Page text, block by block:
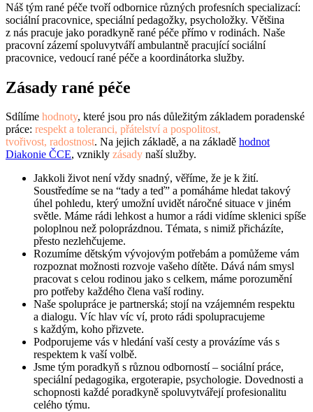
Náš tým rané péče tvoří odbornice různých profesních specializací:
sociální pracovnice, speciální pedagožky, psycholožky. Většina
z nás pracuje jako poradkyně rané péče přímo v rodinách. Naše
pracovní zázemí spoluvytváří ambulantně pracující sociální
pracovnice, vedoucí rané péče a koordinátorka služby.
Zásady rané péče
Sdílíme hodnoty, které jsou pro nás důležitým základem poradenské
práce: respekt a toleranci, přátelství a pospolitost,
tvořivost, radostnost. Na jejich základě, a na základě hodnot
Diakonie ČCE, vznikly zásady naší služby.
Jakkoli život není vždy snadný, věříme, že je k žití.
Soustředíme se na “tady a teď” a pomáháme hledat takový
úhel pohledu, který umožní uvidět náročné situace v jiném
světle. Máme rádi lehkost a humor a rádi vidíme sklenici spíše
poloplnou než poloprázdnou. Témata, s nimiž přicházíte,
přesto nezlehčujeme.
Rozumíme dětským vývojovým potřebám a pomůžeme vám
rozpoznat možnosti rozvoje vašeho dítěte. Dává nám smysl
pracovat s celou rodinou jako s celkem, máme porozumění
pro potřeby každého člena vaší rodiny.
Naše spolupráce je partnerská; stojí na vzájemném respektu
a dialogu. Víc hlav víc ví, proto rádi spolupracujeme
s každým, koho přizvete.
Podporujeme vás v hledání vaší cesty a provázíme vás s
respektem k vaší volbě.
Jsme tým poradkyň s různou odborností – sociální práce,
speciální pedagogika, ergoterapie, psychologie. Dovednosti a
schopnosti každé poradkyně spoluvytvářejí profesionalitu
celého týmu.